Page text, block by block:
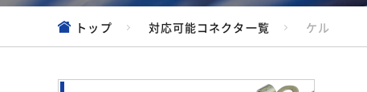
トップ 対応可能コネクタ一覧 ケル